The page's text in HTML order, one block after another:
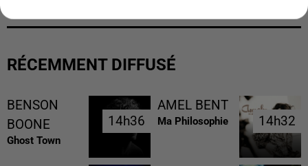
RÉCEMMENT DIFFUSÉ
BENSON
BOONE
Ghost Town
14h36
14h36
AMEL BENT
Ma Philosophie 14h32
14h32